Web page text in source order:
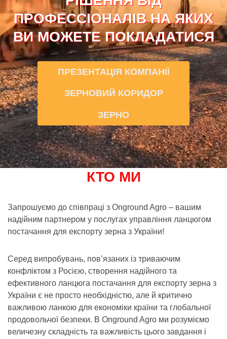
ПРОФЕССІОНАЛІВ НА ЯКИХ
ВИ МОЖЕТЕ ПОКЛАДАТИСЯ
ПРЕЗЕНТАЦІЯ КОМПАНІЇ
ЗЕРНОВИЙ КОРИДОР
ЗЕРНО
КТО МИ
Запрошуємо до співпраці з Onground Agro – вашим
надійним партнером у послугах управління ланцюгом
постачання для експорту зерна з України!
Серед випробувань, пов’язаних із триваючим
конфліктом з Росією, створення надійного та
ефективного ланцюга постачання для експорту зерна з
України є не просто необхідністю, але й критично
важливою ланкою для економіки країни та глобальної
продовольчої безпеки. В Onground Agro ми розуміємо
величезну складність та важливість цього завдання і